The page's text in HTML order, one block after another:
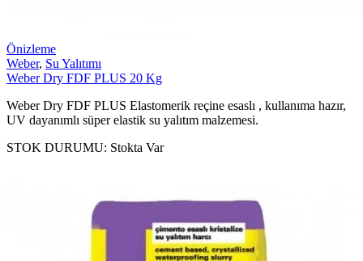
Önizleme
Weber, Su Yalıtımı
Weber Dry FDF PLUS 20 Kg
Weber Dry FDF PLUS Elastomerik reçine esaslı , kullanıma hazır,
UV dayanımlı süper elastik su yalıtım malzemesi.
STOK DURUMU: Stokta Var